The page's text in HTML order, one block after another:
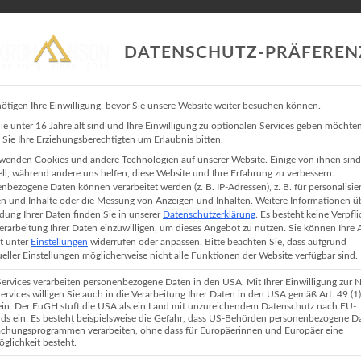
PORTFOLIO BLOG INFO KONTAKT KROHA
BUCKET LIST
TRÄUME DIE ICH ERRREICHEN UND
gefinished
DATENSCHUTZ-
Ihre Einwilligung, bevor Sie unsere Website weiter besuchen können.
unter 16 Jahre alt sind und Ihre Einwilligung zu optionalen Services geben möchten,
Sie Ihre Erziehungsberechtigten um Erlaubnis bitten.
Cookies und andere Technologien auf unserer Website. Einige von ihnen sind
während andere uns helfen, diese Website und Ihre Erfahrung zu verbessern.
Daten können verarbeitet werden (z. B. IP-Adressen), z. B. für
und Inhalte oder die Messung von Anzeigen und Inhalten. Weitere Informationen
Ihrer Daten finden Sie in unserer Datenschutzerklärung Es besteht keine
Ihrer Daten einzuwilligen, um dieses Angebot zu nutzen. Sie können Ihre
unter Einstellungen widerrufen oder anpassen.
Bitte beachten Sie, dass aufgrund
Einstellungen möglicherweise nicht alle Funktionen der Website verfügbar sind.
verarbeiten personenbezogene Daten in den USA. Mit Ihrer Einwilligung zur
willigen Sie auch in die Verarbeitung Ihrer Daten in den USA gemäß Art. 49
Der EuGH stuft die USA als ein Land mit unzureichendem Datenschutz nach EU-
ein. Es besteht beispielsweise die Gefahr, dass US-Behörden personenbezogene
verarbeiten, ohne dass für Europäerinnen und Europäer eine
besteht.